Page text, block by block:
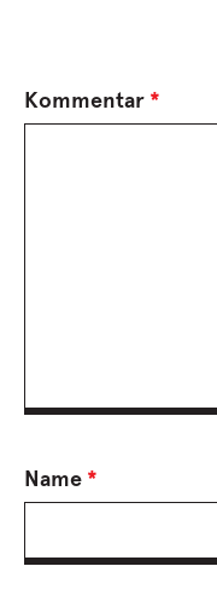
Name *
Kommentar *